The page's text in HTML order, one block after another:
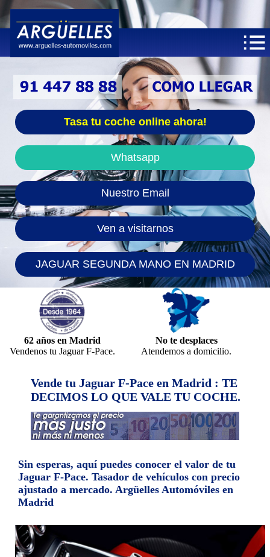
Tasa tu coche online ahora!
Whatsapp
Nuestro Email
Ven a visitarnos
JAGUAR SEGUNDA MANO EN MADRID
62 años en Madrid
Vendenos tu Jaguar F-Pace.
No te desplaces
Atendemos a domicilio.
Vende tu Jaguar F-Pace en Madrid : TE
DECIMOS LO QUE VALE TU COCHE.
Sin esperas, aquí puedes conocer el valor de tu
Jaguar F-Pace. Tasador de vehículos con precio
ajustado a mercado. Argüelles Automóviles en
Madrid